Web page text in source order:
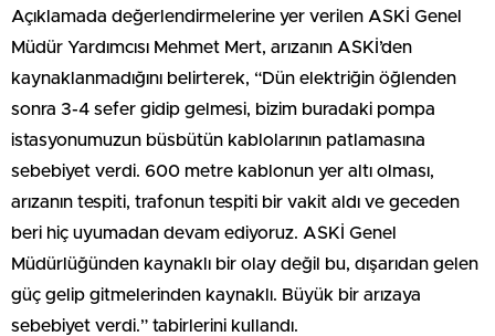
Açıklamada değerlendirmelerine yer verilen ASKİ Genel
Müdür Yardımcısı Mehmet Mert, arızanın ASKİ’den
kaynaklanmadığını belirterek, “Dün elektriğin öğlenden
sonra 3-4 sefer gidip gelmesi, bizim buradaki pompa
istasyonumuzun büsbütün kablolarının patlamasına
sebebiyet verdi. 600 metre kablonun yer altı olması,
arızanın tespiti, trafonun tespiti bir vakit aldı ve geceden
beri hiç uyumadan devam ediyoruz. ASKİ Genel
Müdürlüğünden kaynaklı bir olay değil bu, dışarıdan gelen
güç gelip gitmelerinden kaynaklı. Büyük bir arızaya
sebebiyet verdi.” tabirlerini kullandı.